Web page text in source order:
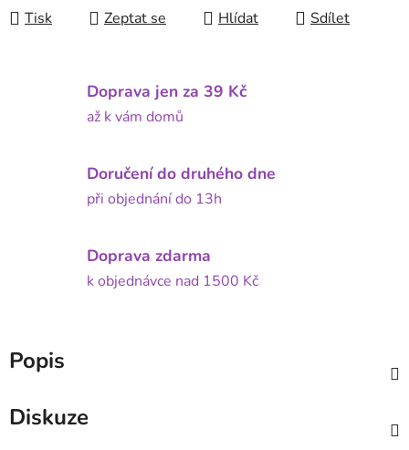
Tisk Zeptat se Hlídat Sdílet
Doprava jen za 39 Kč
až k vám domů
Doručení do druhého dne
při objednání do 13h
Doprava zdarma
k objednávce nad 1500 Kč
Popis
Diskuze